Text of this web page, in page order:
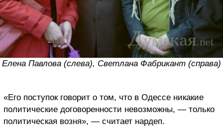
Елена Павлова (слева), Светлана Фабрикант (справа)
«Его поступок говорит о том, что в Одессе никакие
политические договоренности невозможны, — только
политическая возня», — считает нардеп.